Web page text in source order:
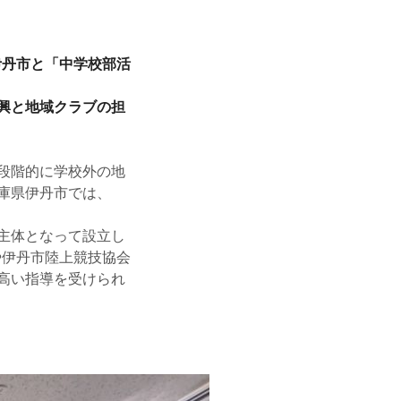
市と「中学校部活
と地域クラブの担
階的に学校外の地
伊丹市では、
体となって設立し
丹市陸上競技協会
い指導を受けられ